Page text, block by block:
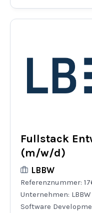
Fullstack
(m/w/d)
LBBW
Referenznummer:
Unternehmen:
Software